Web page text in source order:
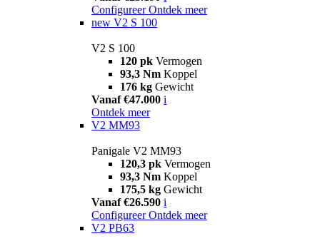
Configureer Ontdek meer
new V2 S 100
V2 S 100
120 pk Vermogen
93,3 Nm Koppel
176 kg Gewicht
Vanaf €47.000 i
Ontdek meer
V2 MM93
Panigale V2 MM93
120,3 pk Vermogen
93,3 Nm Koppel
175,5 kg Gewicht
Vanaf €26.590 i
Configureer Ontdek meer
V2 PB63